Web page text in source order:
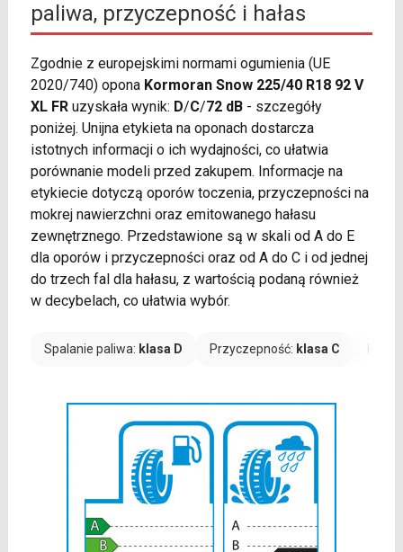
paliwa, przyczepność i hałas
Zgodnie z europejskimi normami ogumienia (UE
2020/740) opona Kormoran Snow 225/40 R18 92 V
XL FRuzyskała wynik: D/C/72 dB- szczegóły
poniżej. Unijna etykieta na oponach dostarcza
istotnych informacji o ich wydajności, co ułatwia
porównanie modeli przed zakupem. Informacje na
etykiecie dotyczą oporów toczenia, przyczepności na
mokrej nawierzchni oraz emitowanego hałasu
zewnętrznego. Przedstawione są w skali od A do E
dla oporów i przyczepności oraz od A do C i od jednej
do trzech fal dla hałasu, z wartością podaną również
w decybelach, co ułatwia wybór.
Spalanie paliwa: klasa D Przyczepność: klasa C